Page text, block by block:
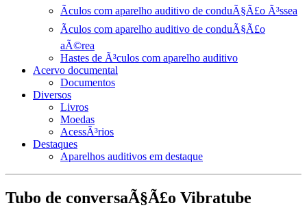
Ãculos com aparelho auditivo de conduÃ§Ã£o Ã³ssea
Ãculos com aparelho auditivo de conduÃ§Ã£o
aÃ©rea
Hastes de Ã³culos com aparelho auditivo
Acervo documental
Documentos
Diversos
Livros
Moedas
AcessÃ³rios
Destaques
Aparelhos auditivos em destaque
Tubo de conversaÃ§Ã£o Vibratube